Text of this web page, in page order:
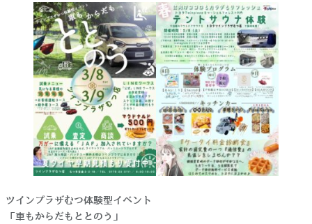
ツインプラザむつ体験型イベント
「車もからだもととのう」